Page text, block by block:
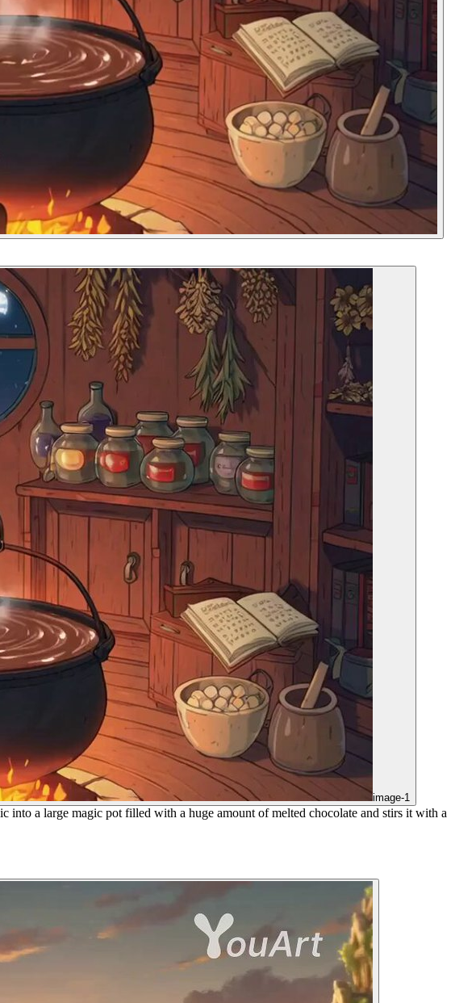
image-1
a large magic pot filled with a huge amount of melted chocolate and stirs it with a